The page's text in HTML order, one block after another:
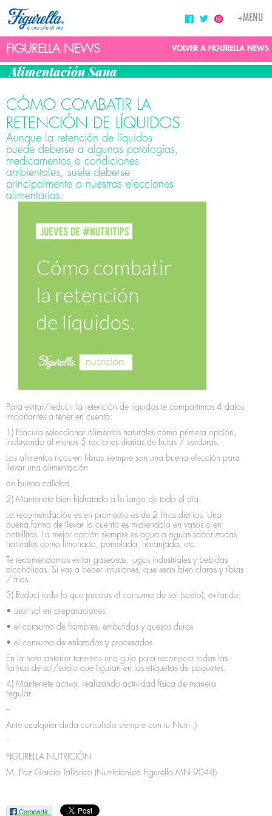
Toggle
+MENU
FIGURELLA NEWS VOLVER A FIGURELLA NEWS
Alimentación Sana
CÓMO COMBATIR LA
RETENCIÓN DE LÍQUIDOS
Aunque la retención de líquidos
puede deberse a algunas patologías,
medicamentos o condiciones
ambientales, suele deberse
principalmente a nuestras elecciones
alimentarias.
Para evitar/reducir la retención de líquidos te compartimos 4 datos
importantes a tener en cuenta:
1) Procura seleccionar alimentos naturales como primera opción,
incluyendo al menos 5 raciones diarias de frutas / verduras.
Los alimentos ricos en fibras siempre son una buena elección para
llevar una alimentación
de buena calidad.
2) Mantenete bien hidratada a lo largo de todo el día.
La recomendación es en promedio es de 2 litros diarios. Una
buena forma de llevar la cuenta es midiendolo en vasos o en
botellitas. La mejor opción siempre es agua o aguas saborizadas
naturales como limonada, pomelada, naranjada, etc.
Te recomendamos evitar gaseosas, jugos industriales y bebidas
alcohólicas. Si vas a beber infusiones, que sean bien claras y tibias
/ frías.
3) Reducí todo lo que puedas el consumo de sal (sodio), evitando:
• usar sal en preparaciones
• el consumo de fiambres, embutidos y quesos duros
• el consumo de enlatados y procesados.
En la nota anterior tenemos una guía para reconocer todas las
formas de sal/sodio que figuran en las etiquetas de paquetes.
4) Mantenete activa, realizando actividad física de manera
regular.
--
Ante cualquier duda consultalo siempre con tu Nutri ;)
--
FIGURELLA NUTRICIÓN
M. Paz García Tallarico (Nutricionista Figurella MN 9048)